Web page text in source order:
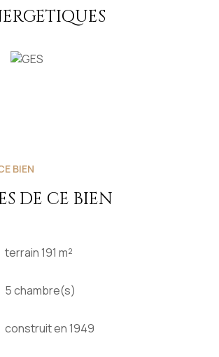
famille, primo-accédant ou investisseur.
BIEN
DE CE BIEN
terrain 191 m²
5 chambre(s)
construit en 1949